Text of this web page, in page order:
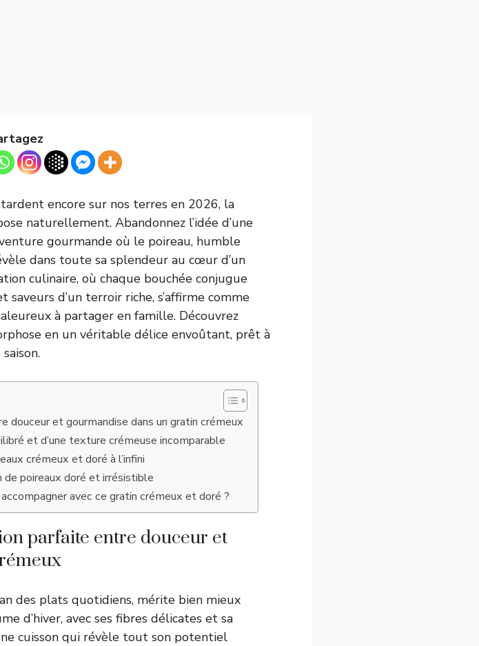
encore sur nos terres en 2026, la
naturellement. Abandonnez l’idée d’une
gourmande où le poireau, humble
dans toute sa splendeur au cœur d’un
culinaire, où chaque bouchée conjugue
d’un terroir riche, s’affirme comme
à partager en famille. Découvrez
en un véritable délice envoûtant, prêt à
douceur et gourmandise dans un gratin crémeux
et d’une texture crémeuse incomparable
crémeux et doré à l’infini
de poireaux doré et irrésistible
avec ce gratin crémeux et doré ?
parfaite entre douceur et
des plats quotidiens, mérite bien mieux
d’hiver, avec ses fibres délicates et sa
cuisson qui révèle tout son potentiel